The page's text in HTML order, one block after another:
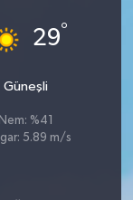
29°
Güneşli
Nem: %41
5.89 m/s